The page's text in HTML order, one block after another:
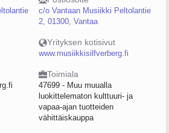
c/o Vantaan Musiikki Peltolantie
2, 01300, Vantaa
Yrityksen kotisivut
www.musiikkisilfverberg.fi
Toimiala
47699 - Muu muualla
luokittelematon kulttuuri- ja
vapaa-ajan tuotteiden
vähittäiskauppa